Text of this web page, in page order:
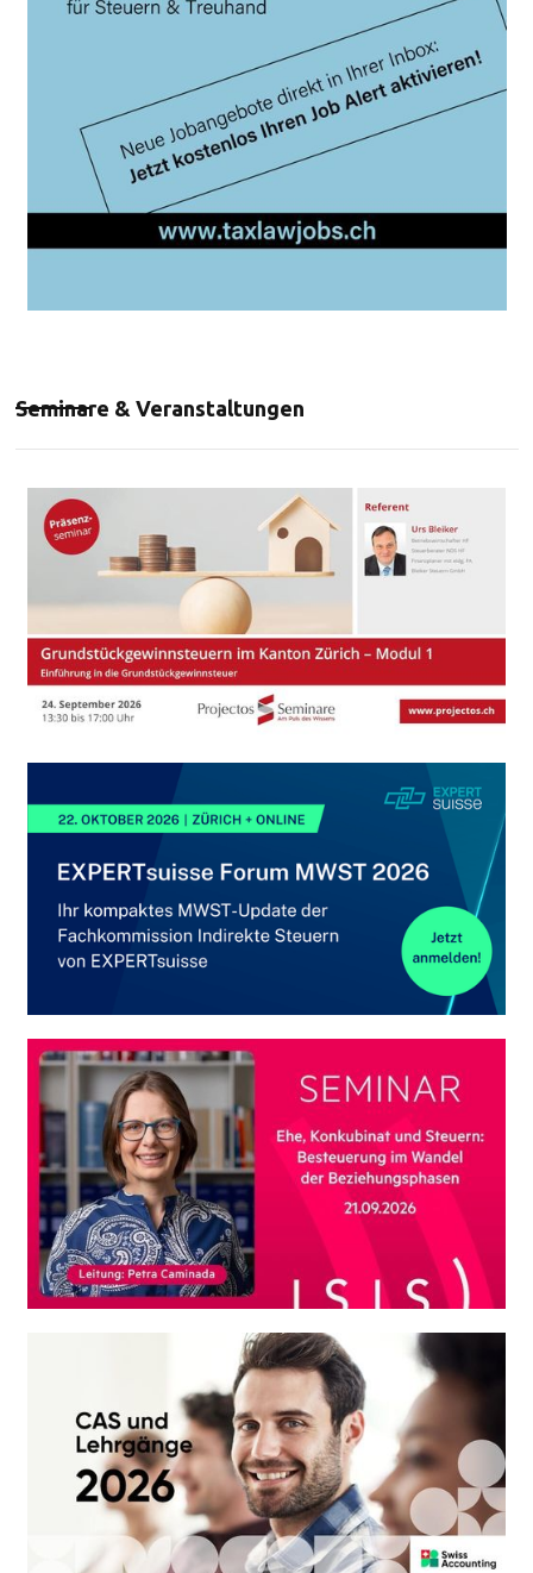
Seminare & Veranstaltungen